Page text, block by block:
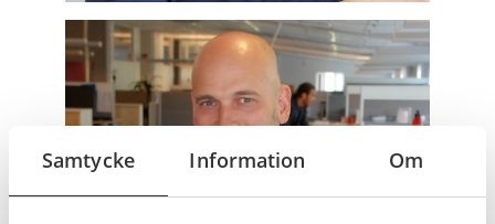
Samtycke Information Om